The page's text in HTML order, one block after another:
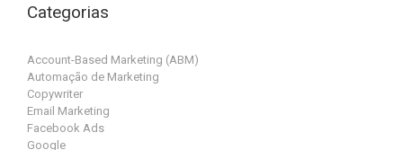
Categorias
Account-Based Marketing (ABM)
Automação de Marketing
Copywriter
Email Marketing
Facebook Ads
Google